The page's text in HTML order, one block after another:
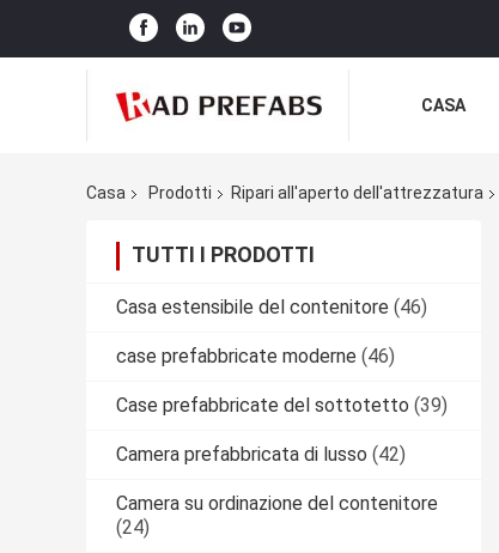
CASA
Casa Prodotti Ripari all'aperto dell'attrezzatura
TUTTI I PRODOTTI
Casa estensibile del contenitore (46)
case prefabbricate moderne (46)
Case prefabbricate del sottotetto (39)
Camera prefabbricata di lusso (42)
Camera su ordinazione del contenitore
(24)